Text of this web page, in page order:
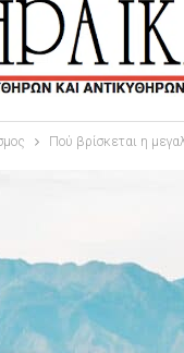
Πού βρίσκεται η